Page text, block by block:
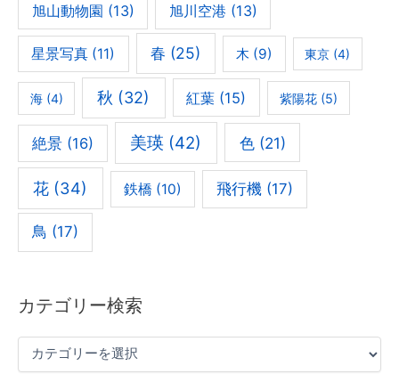
旭山動物園 (13) 旭川空港 (13)
星景写真 (11) 春 (25) 木(9) 東京 (4)
海(4) 秋 (32) 紅葉 (15) 紫陽花 (5)
絶景(16) 美瑛 (42) 色(21)
花 (34) 鉄橋 (10) 飛行機(17)
鳥 (17)
カテゴリー検索